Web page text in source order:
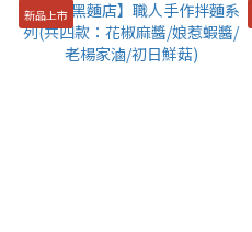
新品上市